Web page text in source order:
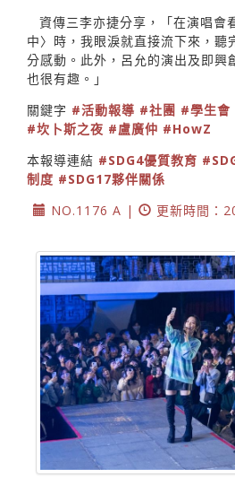
資傳三李亦捷分享，「在演唱會
中〉時，我眼淚就直接流下來，聽
分感動。此外，呂允的演出及即興
也很有趣。」
關鍵字 #活動報導 #社團 #學生會
#坎卜斯之夜 #盧廣仲 #HowZ
本報導連結 #SDG4優質教育
制度 #SDG17夥伴關係
NO.1176 A |
更新時間：